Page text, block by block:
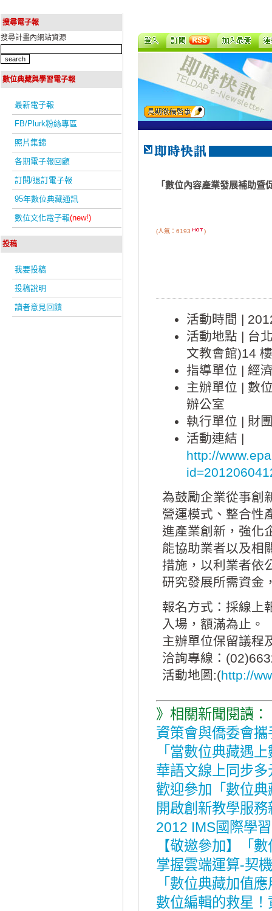
搜尋電子報
搜尋計畫內網站資源
數位典藏與學習電子報
最新電子報
FB/Plurk粉絲專區
照片集錦
各期電子報回顧
訂閱/退訂電子報
95年數位典藏通訊
數位文化電子報(new!)
投稿
我要投稿
投稿說明
讀者意見回饋
「數位內容產業發展補助
(人氣：6193 )
活動時間 |
活動地點 | 台
文教會館)14
指導單位 | 經
主辦單位 | 數
辦公室
執行單位 | 財
活動連結 |
http://
為鼓勵企業從事創
營運模式、整合性
進產業創新，強化
能協助業者以及相
措施，以利業者依
研究發展所需資金
報名方式：採線上
入場，額滿為止。
主辦單位保留議程
洽詢專線：
活動地圖:(http://
》相關新聞閱讀：
資策會與僑委會
「當數位典藏遇
華語文線上同步
歡迎參加「數位
開啟創新教學服
2012 IMS國際學
【敬邀參加】「
掌握雲端運算-契
「數位典藏加值
數位編輯的救星